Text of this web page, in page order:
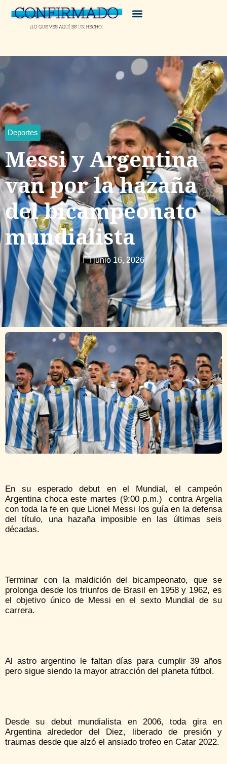
Deportes
Messi y Argentina
van por la hazaña
del bicampeonato
mundialista
junio 16, 2026
En su esperado debut en el Mundial, el campeón
Argentina choca este martes (9:00 p.m.) contra Argelia
con toda la fe en que Lionel Messi los guía en la defensa
del título, una hazaña imposible en las últimas seis
décadas.
Terminar con la maldición del bicampeonato, que se
prolonga desde los triunfos de Brasil en 1958 y 1962, es
el objetivo único de Messi en el sexto Mundial de su
carrera.
Al astro argentino le faltan días para cumplir 39 años
pero sigue siendo la mayor atracción del planeta fútbol.
Desde su debut mundialista en 2006, toda gira en
Argentina alrededor del Diez, liberado de presión y
traumas desde que alzó el ansiado trofeo en Catar 2022.